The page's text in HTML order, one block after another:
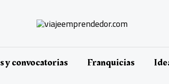
y convocatorias Franquicias